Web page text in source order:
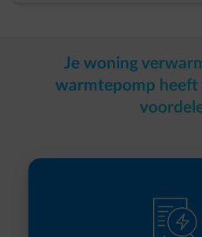
Je woning
warmtepomp heeft
element-contract-inspect